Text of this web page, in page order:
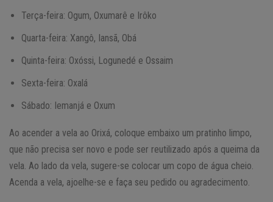
Terça-feira: Ogum, Oxumarê e Irôko
Quarta-feira: Xangô, Iansã, Obá
Quinta-feira: Oxóssi, Logunedé e Ossaim
Sexta-feira: Oxalá
Sábado: Iemanjá e Oxum
Ao acender a vela ao Orixá, coloque embaixo um pratinho limpo,
que não precisa ser novo e pode ser reutilizado após a queima da
vela. Ao lado da vela, sugere-se colocar um copo de água cheio.
Acenda a vela, ajoelhe-se e faça seu pedido ou agradecimento.